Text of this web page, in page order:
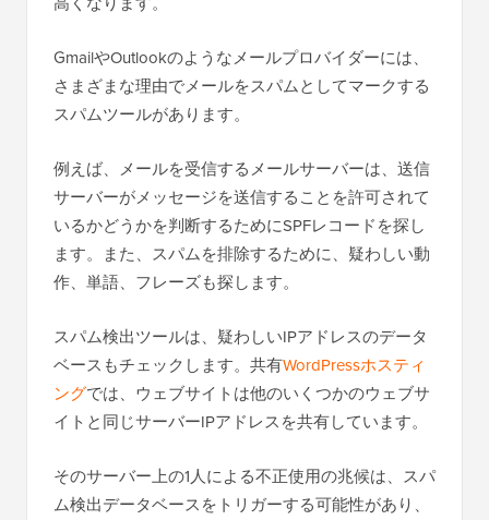
GmailやOutlookのようなメールプロバイダーには、
さまざまな理由でメールをスパムとしてマークする
スパムツールがあります。
例えば、メールを受信するメールサーバーは、送信
サーバーがメッセージを送信することを許可されて
いるかどうかを判断するためにSPFレコードを探し
ます。また、スパムを排除するために、疑わしい動
作、単語、フレーズも探します。
スパム検出ツールは、疑わしいIPアドレスのデータ
ベースもチェックします。共有WordPressホスティ
ングでは、ウェブサイトは他のいくつかのウェブサ
イトと同じサーバーIPアドレスを共有しています。
そのサーバー上の1人による不正使用の兆候は、スパ
ム検出データベースをトリガーする可能性があり、